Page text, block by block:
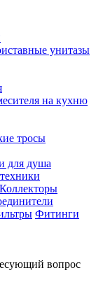
унитазы
на кухню
тросы
для душа
Коллекторы
Фитинги
вопрос